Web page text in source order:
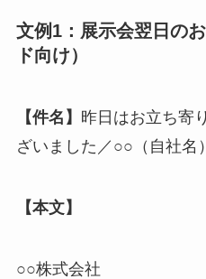
文例1：展示会翌日の
ド向け）
【件名】 昨日はお立ち寄
ざいました／○○（自社名）
【本文】
○○株式会社